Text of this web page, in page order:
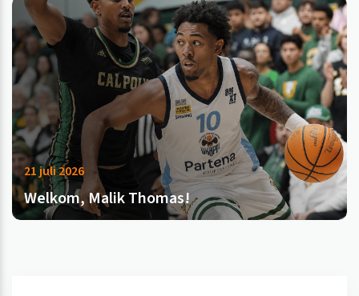
21 juli 2026
Welkom, Malik Thomas!